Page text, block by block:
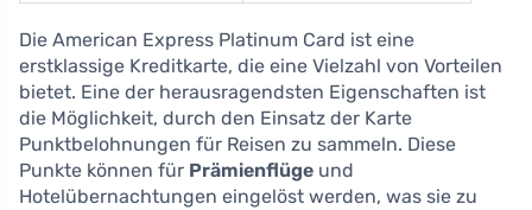
Die American Express Platinum Card ist eine
erstklassige Kreditkarte, die eine Vielzahl von Vorteilen
bietet. Eine der herausragendsten Eigenschaften ist
die Möglichkeit, durch den Einsatz der Karte
Punktbelohnungen für Reisen zu sammeln. Diese
Punkte können für Prämienflüge und
Hotelübernachtungen eingelöst werden, was sie zu